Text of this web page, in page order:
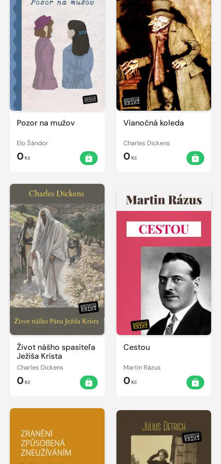
Pozor na mužov
Elo Šándor
0Kč
Vianočná koleda
Charles Dickens
0Kč
Život nášho spasiteľa
Ježiša Krista
Charles Dickens
0Kč
Cestou
Martin Rázus
0Kč